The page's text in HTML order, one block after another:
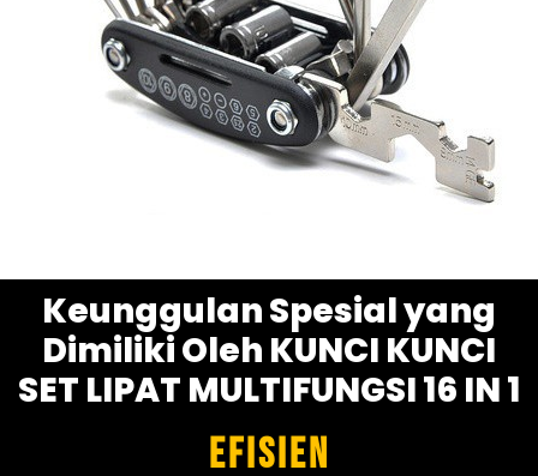
Keunggulan Spesial yang
Dimiliki Oleh KUNCI KUNCI
SET LIPAT MULTIFUNGSI 16 IN 1
efisien